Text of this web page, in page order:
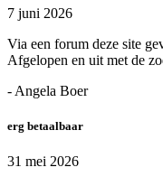
7 juni 2026
Via een forum deze site
Afgelopen en uit met de
- Angela Boer
erg betaalbaar
31 mei 2026